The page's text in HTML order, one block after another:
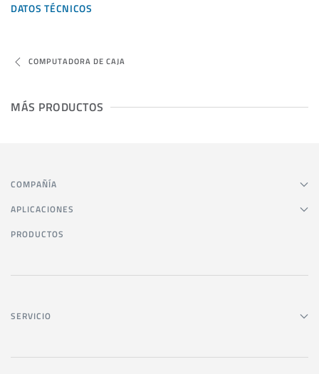
DATOS TÉCNICOS
COMPUTADORA DE CAJA
MÁS PRODUCTOS
COMPAÑÍA
APLICACIONES
PRODUCTOS
SERVICIO